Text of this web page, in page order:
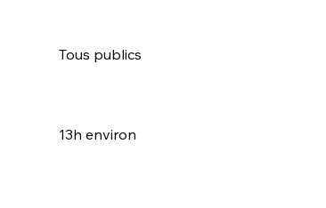
Tous publics
13h environ